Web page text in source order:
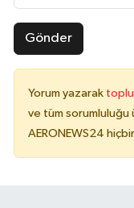
Gönder
Yorum yazarak
ve tüm sorumluluğu
AERONEWS24